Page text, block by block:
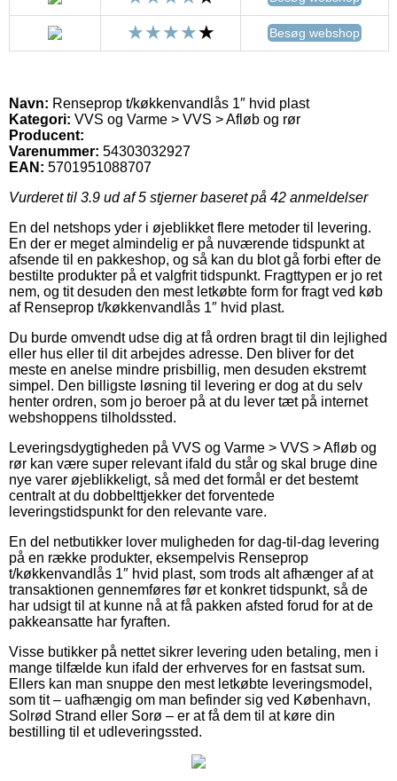
Besøg webshop
Navn: Renseprop t/køkkenvandlås 1″ hvid plast
Kategori: VVS og Varme > VVS > Afløb og rør
Producent:
Varenummer: 54303032927
EAN: 5701951088707
Vurderet til 3.9 ud af 5 stjerner baseret på 42 anmeldelser
En del netshops yder i øjeblikket flere metoder til levering.
En der er meget almindelig er på nuværende tidspunkt at
afsende til en pakkeshop, og så kan du blot gå forbi efter de
bestilte produkter på et valgfrit tidspunkt. Fragttypen er jo ret
nem, og tit desuden den mest letkøbte form for fragt ved køb
af Renseprop t/køkkenvandlås 1″ hvid plast.
Du burde omvendt udse dig at få ordren bragt til din lejlighed
eller hus eller til dit arbejdes adresse. Den bliver for det
meste en anelse mindre prisbillig, men desuden ekstremt
simpel. Den billigste løsning til levering er dog at du selv
henter ordren, som jo beroer på at du lever tæt på internet
webshoppens tilholdssted.
Leveringsdygtigheden på VVS og Varme > VVS > Afløb og
rør kan være super relevant ifald du står og skal bruge dine
nye varer øjeblikkeligt, så med det formål er det bestemt
centralt at du dobbelttjekker det forventede
leveringstidspunkt for den relevante vare.
En del netbutikker lover muligheden for dag-til-dag levering
på en række produkter, eksempelvis Renseprop
t/køkkenvandlås 1″ hvid plast, som trods alt afhænger af at
transaktionen gennemføres før et konkret tidspunkt, så de
har udsigt til at kunne nå at få pakken afsted forud for at de
pakkeansatte har fyraften.
Visse butikker på nettet sikrer levering uden betaling, men i
mange tilfælde kun ifald der erhverves for en fastsat sum.
Ellers kan man snuppe den mest letkøbte leveringsmodel,
som tit – uafhængig om man befinder sig ved København,
Solrød Strand eller Sorø – er at få dem til at køre din
bestilling til et udleveringssted.